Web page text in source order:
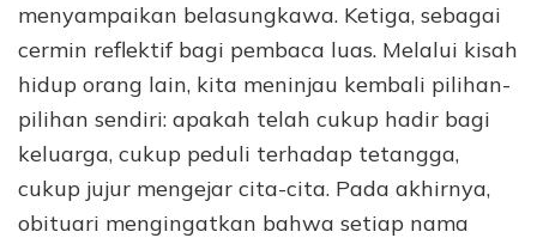
menyampaikan belasungkawa. Ketiga, sebagai
cermin reflektif bagi pembaca luas. Melalui kisah
hidup orang lain, kita meninjau kembali pilihan-
pilihan sendiri: apakah telah cukup hadir bagi
keluarga, cukup peduli terhadap tetangga,
cukup jujur mengejar cita-cita. Pada akhirnya,
obituari mengingatkan bahwa setiap nama